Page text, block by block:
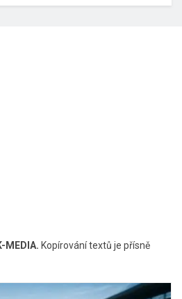
MEDIA. Kopírování textů je přísně